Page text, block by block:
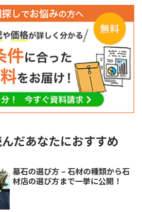
だあなたにおすすめ
墓石の選び方 – 石材の種類から石
材店の選び方まで一挙に公開！